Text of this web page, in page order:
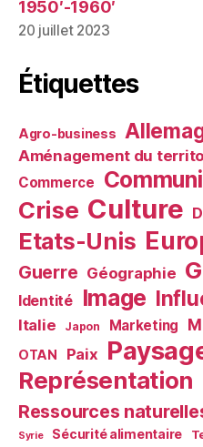
1950′-1960′
20 juillet 2023
Étiquettes
Agro-business
Aménagement du
Commerce
Crise Culture
Etats-Unis
Guerre Géographie
Identité Image
Italie Japon Marketing
OTAN Paix
Représentation
Ressources
Syrie Sécurité alimentaire